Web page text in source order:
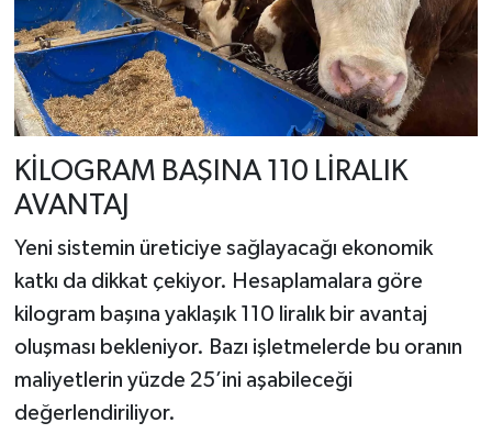
KİLOGRAM BAŞINA 110 LİRALIK
AVANTAJ
Yeni sistemin üreticiye sağlayacağı ekonomik
katkı da dikkat çekiyor. Hesaplamalara göre
kilogram başına yaklaşık 110 liralık bir avantaj
oluşması bekleniyor. Bazı işletmelerde bu oranın
maliyetlerin yüzde 25’ini aşabileceği
değerlendiriliyor.